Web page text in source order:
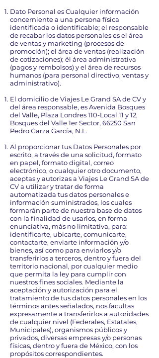
Dato Personal es Cualquier información
concerniente a una persona física
identificada o identificable; el responsable
de recabar los datos personales es el área
de ventas y marketing (procesos de
promoción); el área de ventas (realización
de cotizaciones); él área administrativa
(pagos y rembolsos) y el área de recursos
humanos (para personal directivo, ventas y
administrativo).
El domicilio de Viajes Le Grand SA de CV y
del área responsable, es Avenida Bosques
del Valle, Plaza Londres 110-Local 11 y 12,
Bosques del Valle 1er Sector, 66250 San
Pedro Garza García, N.L.
Al proporcionar tus Datos Personales por
escrito, a través de una solicitud, formato
en papel, formato digital, correo
electrónico, o cualquier otro documento,
aceptas y autorizas a Viajes Le Grand SA de
CV a utilizar y tratar de forma
automatizada tus datos personales e
información suministrados, los cuales
formarán parte de nuestra base de datos
con la finalidad de usarlos, en forma
enunciativa, más no limitativa, para:
identificarte, ubicarte, comunicarte,
contactarte, enviarte información y/o
bienes, así como para enviarlos y/o
transferirlos a terceros, dentro y fuera del
territorio nacional, por cualquier medio
que permita la ley para cumplir con
nuestros fines sociales. Mediante la
aceptación y autorización para el
tratamiento de tus datos personales en los
términos antes señalados, nos facultas
expresamente a transferirlos a autoridades
de cualquier nivel (Federales, Estatales,
Municipales), organismos públicos y
privados, diversas empresas y/o personas
físicas, dentro y fuera de México, con los
propósitos correspondientes.